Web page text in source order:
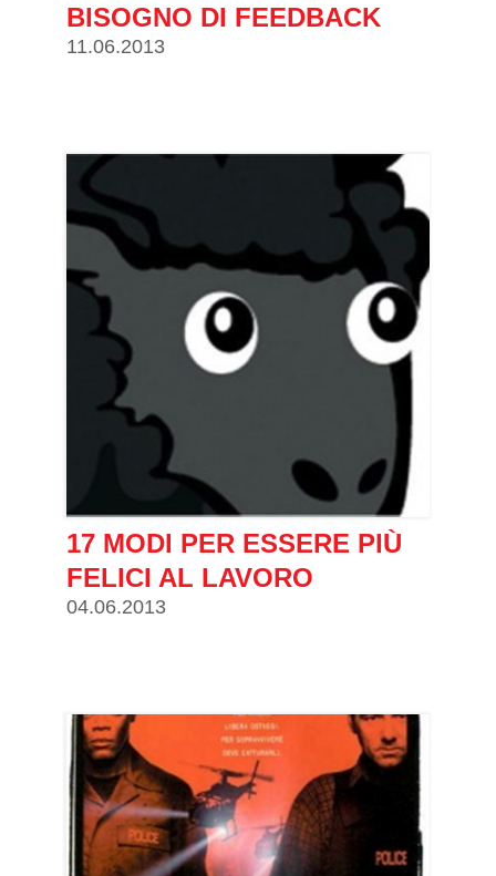
BISOGNO DI FEEDBACK
11.06.2013
17 MODI PER ESSERE PIÙ
FELICI AL LAVORO
04.06.2013